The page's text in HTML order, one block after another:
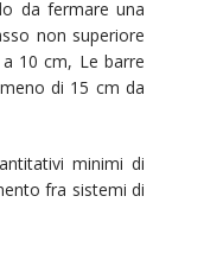
da fermare una
non superiore
10 cm, Le barre
di 15 cm da
minimi di
fra sistemi di